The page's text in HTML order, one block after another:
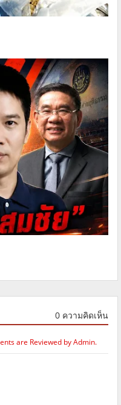
0 ความคิดเห็น
are Reviewed by Admin.